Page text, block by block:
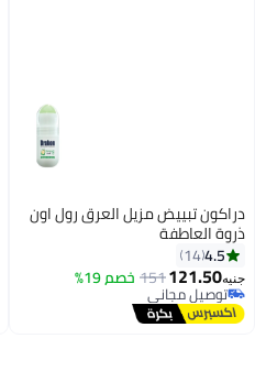
دراكون تبييض مزيل العرق رول اون
ذروة العاطفة
4.5
14
جنيه121.50
151 خصم 19%
توصيل مجاني
توصيل مجاني